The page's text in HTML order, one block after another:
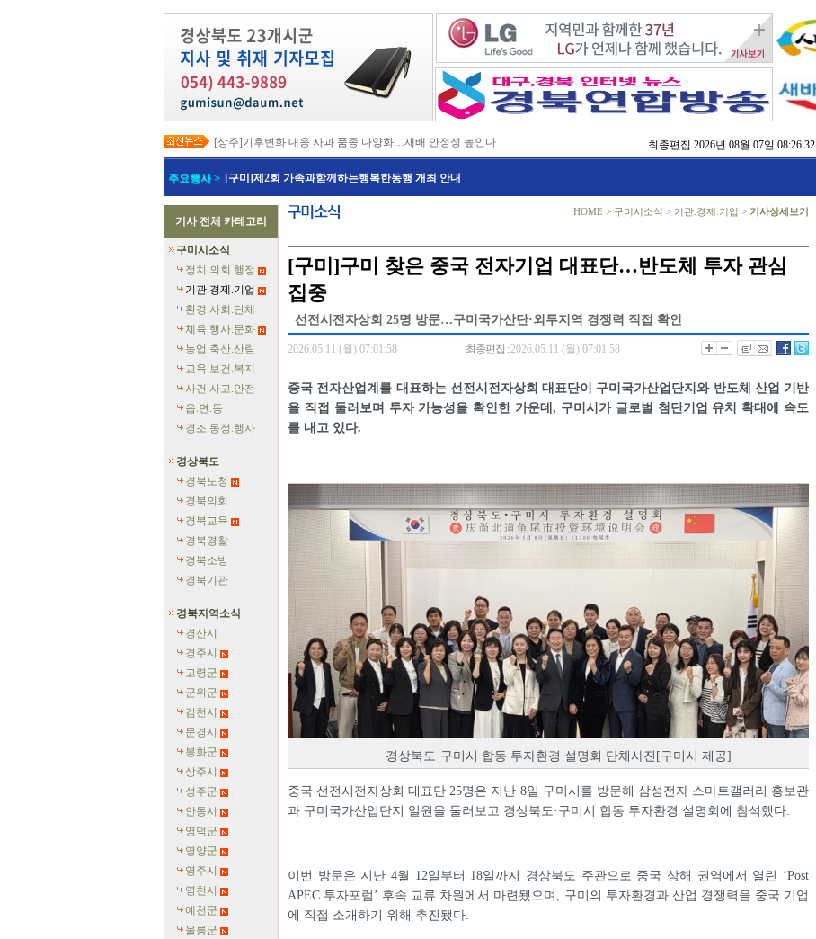
[상주]기후변화 대응 사과 품종 다양화…재배 안정성 높인다
[봉화]‘K-베트남 밸리 특구’ 최종 지정…3,476억 투입
[김천]지방세입 체납관리단 본격 가동…맞춤형 징수 나선다
[고령]가뭄 장기화 총력 대응…농업용수 확보 긴급 지원
[경주]경주역 KTX·KTX-이음 증편…수도권 접근성 높인다
[경북교육청]‘수리력+ 웹 콘텐츠’ 개발…맞춤형 수학 학습 지원
[경북도청]‘말산업 특구’ 키운다…한국마사회 영천 유치 공동전선
[구미]예능 타고 뜬 구미 관광…‘갓 튀긴 라면’ 판매량 6배 껑충
[경북교육청]일본 방위백서 독도 영유권 주장 강력 규탄
최종편집 2026년 08월 07일 08:26:32
주요행사 > [구미]제2회 가족과함께하는행복한동행 개최 안내
기사 전체 카테고리
구미시소식
정치.의회.행정
기관.경제.기업
환경.사회.단체
체육.행사.문화
농업.축산.산림
교육.보건.복지
사건.사고.안전
읍.면.동
경조.동정.행사
경상북도
경북도청
경북의회
경북교육
경북경찰
경북소방
경북기관
경북지역소식
경산시
경주시
고령군
군위군
김천시
문경시
봉화군
상주시
성주군
안동시
영덕군
영양군
영주시
영천시
예천군
울릉군
HOME > 구미시소식 > 기관.경제.기업 > 기사상세보기
[구미]구미 찾은 중국 전자기업 대표단…반도체 투자 관심
집중
선전시전자상회 25명 방문…구미국가산단·외투지역 경쟁력 직접 확인
2026.05.11 (월) 07:01:58 최종편집 :2026.05.11 (월) 07:01:58
중국 전자산업계를 대표하는 선전시전자상회 대표단이 구미국가산업단지와 반도체 산업 기반
을 직접 둘러보며 투자 가능성을 확인한 가운데, 구미시가 글로벌 첨단기업 유치 확대에 속도
를 내고 있다.
경상북도·구미시 합동 투자환경 설명회 단체사진[구미시 제공]
중국 선전시전자상회 대표단 25명은 지난 8일 구미시를 방문해 삼성전자 스마트갤러리 홍보관
과 구미국가산업단지 일원을 둘러보고 경상북도·구미시 합동 투자환경 설명회에 참석했다.
이번 방문은 지난 4월 12일부터 18일까지 경상북도 주관으로 중국 상해 권역에서 열린 ‘Post
APEC 투자포럼’ 후속 교류 차원에서 마련됐으며, 구미의 투자환경과 산업 경쟁력을 중국 기업
에 직접 소개하기 위해 추진됐다.